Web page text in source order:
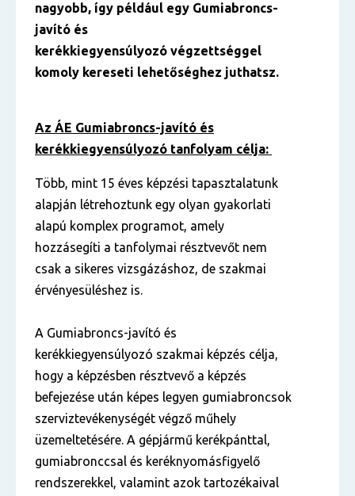
nagyobb, így például egy Gumiabroncs-
javító és
kerékkiegyensúlyozó végzettséggel
komoly kereseti lehetőséghez juthatsz.
Az ÁE Gumiabroncs-javító és
kerékkiegyensúlyozó tanfolyam célja:
Több, mint 15 éves képzési tapasztalatunk
alapján létrehoztunk egy olyan gyakorlati
alapú komplex programot, amely
hozzásegíti a tanfolymai résztvevőt nem
csak a sikeres vizsgázáshoz, de szakmai
érvényesüléshez is.
A Gumiabroncs-javító és
kerékkiegyensúlyozó szakmai képzés célja,
hogy a képzésben résztvevő a képzés
befejezése után képes legyen gumiabroncsok
szerviztevékenységét végző műhely
üzemeltetésére. A gépjármű kerékpánttal,
gumiabronccsal és keréknyomásfigyelő
rendszerekkel, valamint azok tartozékaival